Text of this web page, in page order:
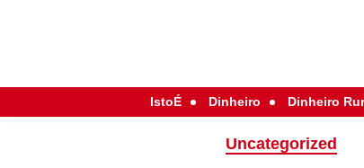
IstoÉ Dinheiro Dinheiro
Uncategorized